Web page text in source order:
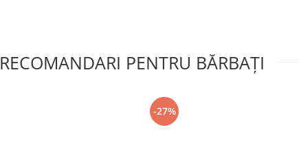
RECOMANDARI PENTRU BĂRBAŢI
-27%